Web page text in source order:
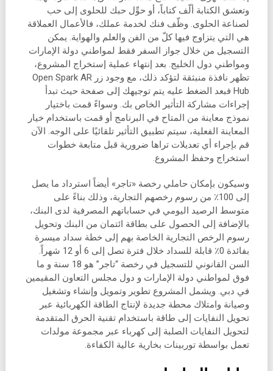
وتعشق الكتابة ألّف كتاباً، أو حوِّل حبك للحلوى إلى حب
لصناعة الحلوى. وظّف فنك لخدمة عملك، فالأعمال العملاقة
هي التي يتزاوج فيها كلّ من الفن والعلم والهواية. يمكن
التسجيل من خلال جواز السفر فقط لمواطني دولة الإمارات
ومواطني دول الخليج. بعد إنتهاء عملية إستخراج المشروع،
تظهر نافذة منبثقة لتؤكد ذلك، مع وجود زر Open Spark AR
Hub فبعد الضغط عليه يتم توجيهك إلى صفحة حيث تبدأ
إجراءات مشاركة التأثير الخاص بك. وسواءً قمت باختيار
نموذج معاينة من المتاح في البرنامج أو قمت باستخدام خيار
المعاينة الفعلية، سيتم تطبيق التأثير تلقائيًا على الوجه. الآن
قم بإجراء أي تعديلات تراها ضرورية قبل متابعة خطوات
استخراج وحفظ المشروع.
وسيكون بإمكان حاملي رخصة «تاجر» أيضاً استرداد ما يصل
إلى 100٪ من رسوم رخصهم التجارية، وذلك بناءً على
متوسط الرصيد اليومي في حساباتهم المصرفية لدى البنك،
بالإضافة إلى الحصول على بطاقة ائتمان من البنك وتحويل
رسوم الرخص التجارية الخاصة بهم إلى خطة سداد ميسرة
بفائدة 0٪ قابلة للسداد خلال فترة تصل إلى 6 أو 12 شهراً.
السن القانوني للتسجيل في رخصة “تاجر” هو 18 سنة و ما
فوق لمواطني دولة الإمارات و دول مجلس التعاون المقيمين
في دبي. ويشمل المشروع تطوير وتمويل وإنشاء وتشغيل
وصيانة وامتلاك محطة جديدة لإنتاج الطاقة الكهربائية عبر
تحويل النفايات إلى طاقة باستخدام تقنية الحرق المتقدمة
لتحويل النفايات الصلبة إلى كهرباء عبر مجموعة مولدات
تعمل بواسطة توربينات بخارية عالية الكفاءة.